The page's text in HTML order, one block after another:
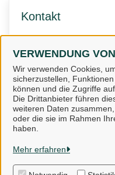
VERWENDUNG
Wir verwenden Cookies,
sicherzustellen,
können und die Zugriffe
Die Drittanbieter führen
weiteren Daten
oder die sie im Rahmen
haben.
Mehr erfahren
Kontakt
Landkreis
Alle Rechte